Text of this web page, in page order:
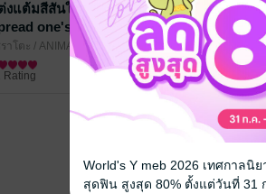
งแต้มสีสันให้หัวใจ
one's Color (จบ
เล่ม)
าโตะ / ANIMAG (สำนักพิมพ์อ
ม็ก)
ตูน Boy Love / Yaoi
Rating
ห
World's Y meb 2026 เทศกาลนิ
สุดฟิน สูงสุด 80% ตั้งแต่วันที่ 31